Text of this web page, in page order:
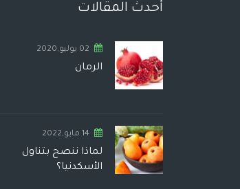
أحدث المقالات
02 يوليو,2020
الرمان
14 مايو,2022
لماذا ننصح بتناول
الأسكدنيا؟